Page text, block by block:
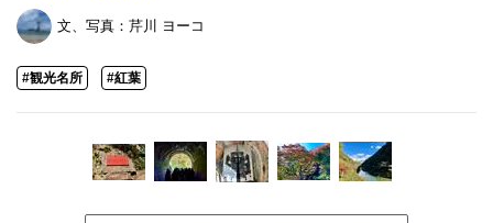
文、写真： 芹川 ヨーコ
#観光名所 #紅葉